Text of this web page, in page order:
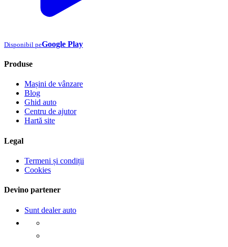
Disponibil peGoogle Play
Produse
Mașini de vânzare
Blog
Ghid auto
Centru de ajutor
Hartă site
Legal
Termeni și condiții
Cookies
Devino partener
Sunt dealer auto